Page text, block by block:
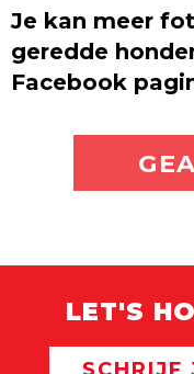
Je kan meer
geredde
Facebook
LET'S
SCHRIJF